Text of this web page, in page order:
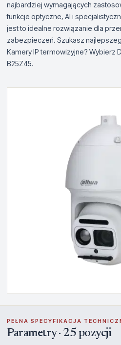
najbardziej wymagających
funkcje optyczne, AI i
jest to idealne rozwiązanie dla
zabezpieczeń. Szukasz
Kamery IP termowizyjne? Wybierz
B25Z45.
PEŁNA SPECYFIKACJA
Parametry · 25 pozycji